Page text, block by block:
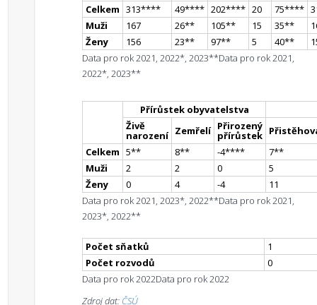
Celkem 313**** 49**** 202**** 20 75****
Muži
167 26** 105** 15 35**
Ženy
156 23** 97** 5 40**
Data pro rok 2021, 2022*, 2023**Data pro rok 2021,
2022*, 2023**
Přírůstek obyvatelstva
Živě
narození Zemřelí Přirozený
přírůstek
Celkem 5** 8** -4**** 7**
Muži
2 2 0
5
Ženy
0 4 -4
11
Data pro rok 2021, 2023*, 2022**Data pro rok 2021,
2023*, 2022**
Počet sňatků
1
Počet rozvodů
0
Data pro rok 2022Data pro rok 2022
Zdroj dat: ČSÚ